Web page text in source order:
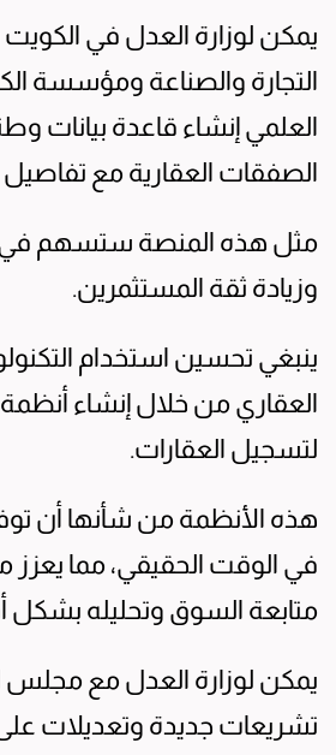
يمكن لوزارة العدل في الكويت
التجارة والصناعة ومؤسسة
العلمي إنشاء قاعدة بيانات
الصفقات العقارية مع تفاصيل
مثل هذه المنصة ستسهم في
وزيادة ثقة المستثمرين.
ينبغي تحسين استخدام
العقاري من خلال إنشاء أنظمة
لتسجيل العقارات.
هذه الأنظمة من شأنها أن
في الوقت الحقيقي، مما يعزز
متابعة السوق وتحليله
يمكن لوزارة العدل مع مجلس
تشريعات جديدة وتعديلات